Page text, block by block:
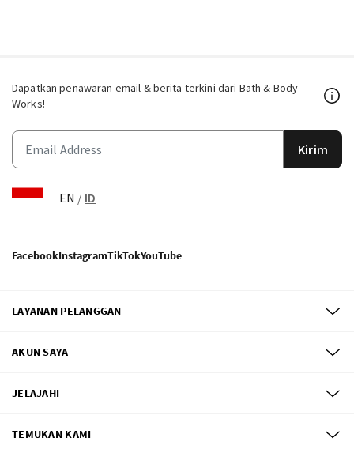
Dapatkan penawaran email & berita terkini dari Bath & Body
Works!
Kirim
EN / ID
FacebookInstagramTikTokYouTube
LAYANAN PELANGGAN
AKUN SAYA
JELAJAHI
TEMUKAN KAMI